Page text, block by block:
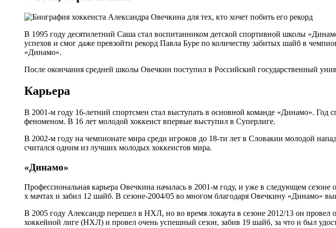
В 1995 году десятилетний Саша стал воспитанником детской спортивной школы
успехов и смог даже превзойти рекорд Павла Буре по количеству забитых шайб в
«Динамо».
После окончания средней школы Овечкин поступил в Российский государственный
Карьера
В 2001-м году 16-летний спортсмен стал выступать в основной команде «Динамо».
феноменом. В 16 лет молодой хоккеист впервые выступил в Суперлиге.
В 2002-м году на чемпионате мира среди игроков до 18-ти лет в Словакии молодой
считался одним из лучших молодых хоккеистов мира.
«Динамо»
Профессиональная карьера Овечкина началась в 2001-м году, и уже в следующем
х мачтах и забил 12 шайб. В сезоне-2004/05 во многом благодаря Овечкину «Динамо»
В 2005 году Александр перешел в НХЛ, но во время локаута в сезоне 2012/13 он
хоккейной лиге (НХЛ) и провел очень успешный сезон, забив 19 шайб, за что и был